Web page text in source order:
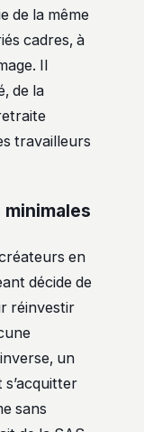
de la même
cadres, à
Il
de la
travailleurs
minimales
en
décide de
réinvestir
un
sans